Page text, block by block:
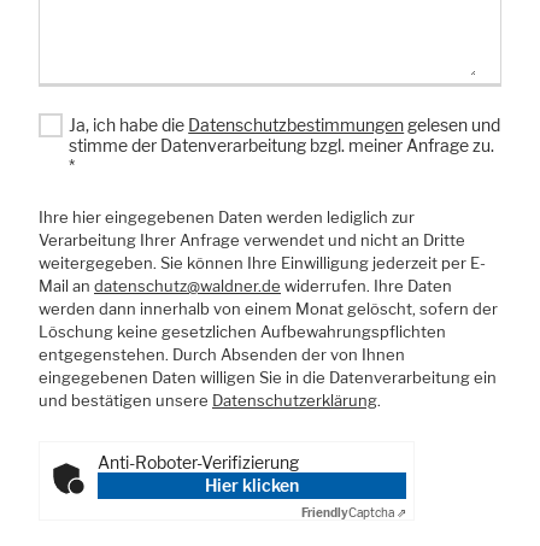
Ja, ich habe die Datenschutzbestimmungengelesen und
stimme der Datenverarbeitung bzgl. meiner Anfrage zu.
*
Ihre hier eingegebenen Daten werden lediglich zur
Verarbeitung Ihrer Anfrage verwendet und nicht an Dritte
weitergegeben. Sie können Ihre Einwilligung jederzeit per E-
Mail an datenschutz@waldner.de widerrufen. Ihre Daten
werden dann innerhalb von einem Monat gelöscht, sofern der
Löschung keine gesetzlichen Aufbewahrungspflichten
entgegenstehen. Durch Absenden der von Ihnen
eingegebenen Daten willigen Sie in die Datenverarbeitung ein
und bestätigen unsere Datenschutzerklärung.
Anti-Roboter-Verifizierung
Hier klicken
FriendlyCaptcha ⇗